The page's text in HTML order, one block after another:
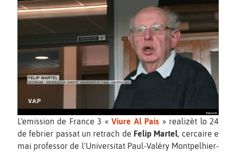
L'emission de France 3 «Viure Al País » realizèt lo 24
de febrier passat un retrach de Felip Martel, cercaire e
mai professor de l'Universitat Paul-Valéry Montpelhier-